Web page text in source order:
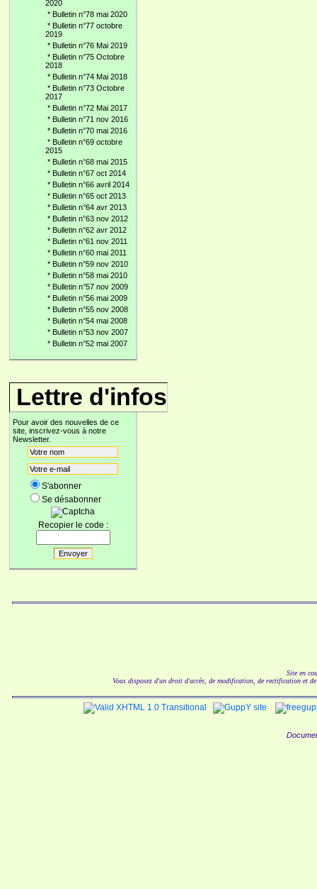
2020
* Bulletin n°78 mai 2020
* Bulletin n°77 octobre
2019
* Bulletin n°76 Mai 2019
* Bulletin n°75 Octobre
2018
* Bulletin n°74 Mai 2018
* Bulletin n°73 Octobre
2017
* Bulletin n°72 Mai 2017
* Bulletin n°71 nov 2016
* Bulletin n°70 mai 2016
* Bulletin n°69 octobre
2015
* Bulletin n°68 mai 2015
* Bulletin n°67 oct 2014
* Bulletin n°66 avril 2014
* Bulletin n°65 oct 2013
* Bulletin n°64 avr 2013
* Bulletin n°63 nov 2012
* Bulletin n°62 avr 2012
* Bulletin n°61 nov 2011
* Bulletin n°60 mai 2011
* Bulletin n°59 nov 2010
* Bulletin n°58 mai 2010
* Bulletin n°57 nov 2009
* Bulletin n°56 mai 2009
* Bulletin n°55 nov 2008
* Bulletin n°54 mai 2008
* Bulletin n°53 nov 2007
* Bulletin n°52 mai 2007
Lettre d'infos
Pour avoir des nouvelles de ce
site, inscrivez-vous à notre
Newsletter.
S'abonner
Se désabonner
Recopier le code :
Site en
Vous disposez d'un droit d'accès, de modification, de rectification et